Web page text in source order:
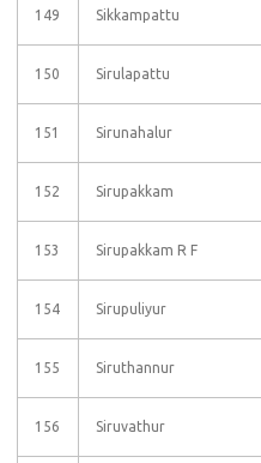
149 Sikkampattu
150 Sirulapattu
151 Sirunahalur
152 Sirupakkam
153 Sirupakkam R F
154 Sirupuliyur
155 Siruthannur
156 Siruvathur